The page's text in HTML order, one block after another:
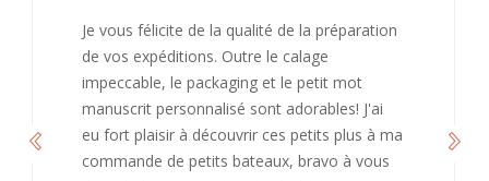
J’ai adoré ouvrir ce paquet votre message est
bienveillant et fait plaisir. Je ne manquerai pas
de recommandé chez vous. Bonne
continuation et merci à vous.
Caroline